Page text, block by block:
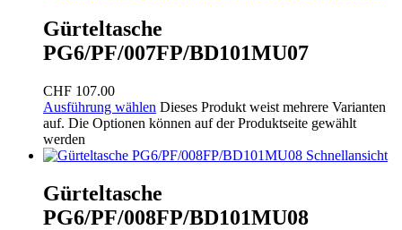
Gürteltasche
PG6/PF/007FP/BD101MU07
CHF 107.00
Ausführung wählen Dieses Produkt weist mehrere Varianten
auf. Die Optionen können auf der Produktseite gewählt
werden
Schnellansicht
Gürteltasche
PG6/PF/008FP/BD101MU08